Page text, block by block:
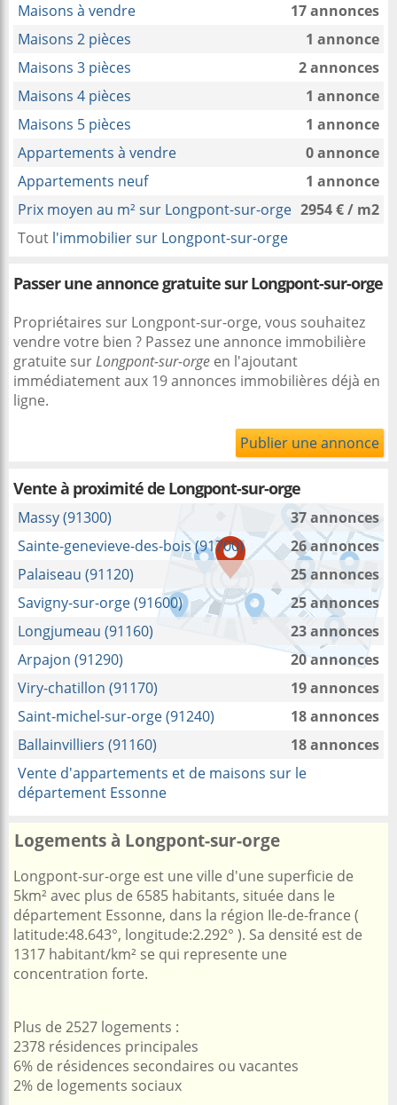
Maisons à vendre
17 annonces
Maisons 2 pièces
1 annonce
Maisons 3 pièces
2 annonces
Maisons 4 pièces
1 annonce
Maisons 5 pièces
1 annonce
Appartements à vendre
0 annonce
Appartements neuf
1 annonce
Prix moyen au m² sur Longpont-sur-orge 2954 € / m2
Tout l'immobilier sur Longpont-sur-orge
Passer une annonce gratuite sur Longpont-sur-orge
Propriétaires sur Longpont-sur-orge, vous souhaitez
vendre votre bien ? Passez une annonce immobilière
gratuite surLongpont-sur-orge en l'ajoutant
immédiatement aux 19 annonces immobilières déjà en
ligne.
Publier une annonce
Vente à proximitéde Longpont-sur-orge
Massy (91300)
37 annonces
Sainte-genevieve-des-bois (91700)
26 annonces
Palaiseau (91120)
25 annonces
Savigny-sur-orge (91600)
25 annonces
Longjumeau (91160)
23 annonces
Arpajon (91290)
20 annonces
Viry-chatillon (91170)
19 annonces
Saint-michel-sur-orge (91240)
18 annonces
Ballainvilliers (91160)
18 annonces
Vente d'appartements et de maisons sur le
département Essonne
Logements à Longpont-sur-orge
Longpont-sur-orge est une ville d'une superficie de
5km² avec plus de 6585 habitants, située dans le
département Essonne, dans la région Ile-de-france (
latitude:48.643°, longitude:2.292° ). Sa densité est de
1317 habitant/km² se qui represente une
concentration forte.
Plus de 2527 logements :
2378 résidences principales
6% de résidences secondaires ou vacantes
2% de logements sociaux